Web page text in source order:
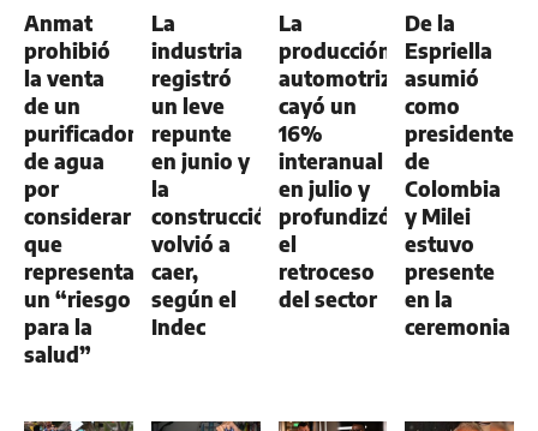
Anmat
prohibió
la venta
de un
purificador
de agua
por
considerar
que
representa
un “riesgo
para la
salud”
La
industria
registró
un leve
repunte
en junio y
la
construcción
volvió a
caer,
según el
Indec
La
producción
automotriz
cayó un
16%
interanual
en julio y
profundizó
el
retroceso
del sector
De la
Espriella
asumió
como
presidente
de
Colombia
y Milei
estuvo
presente
en la
ceremonia